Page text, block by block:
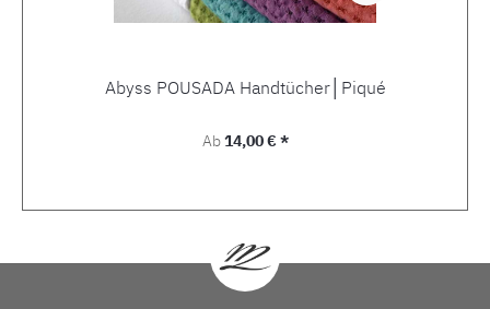
Abyss POUSADA Handtücher│Piqué
Regulärer Preis:
Ab14,00 € *